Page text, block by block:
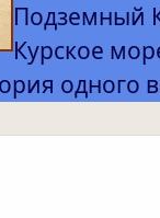
Подземный
Курское
одного